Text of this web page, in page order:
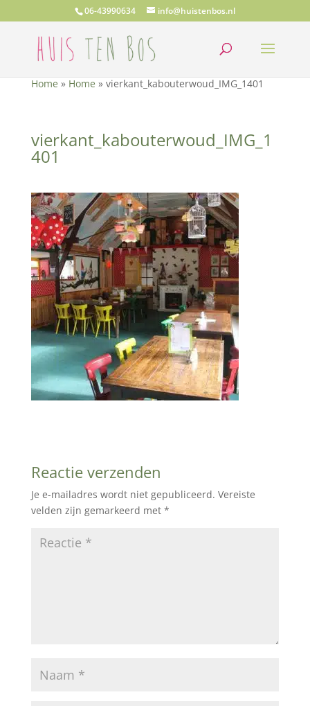
06-43990634 info@huistenbos.nl
Home » Home » vierkant_kabouterwoud_IMG_1401
vierkant_kabouterwoud_IMG_1
401
Reactie verzenden
Je e-mailadres wordt niet gepubliceerd. Vereiste
velden zijn gemarkeerd met *